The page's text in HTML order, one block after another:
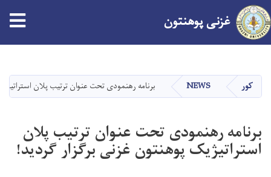
دانګل
غزنی پوهنتون
کور NEWS برنامه رهنمودی تحت عنوان ترتیب پلان
برنامه رهنمودی تحت عنوان ترتیب پلان
استراتیژیک پوهنتون غزنی برگزار گردید!